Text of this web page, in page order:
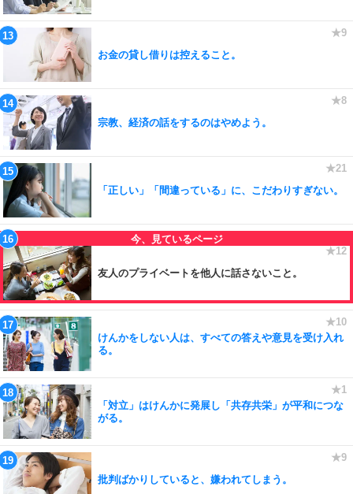
お金の貸し借りは控えること。
宗教、経済の話をするのはやめよう。
「正しい」「間違っている」に、こだわりすぎない。
友人のプライベートを他人に話さないこと。
けんかをしない人は、すべての答えや意見を受け入れ
る。
「対立」はけんかに発展し「共存共栄」が平和につな
がる。
批判ばかりしていると、嫌われてしまう。